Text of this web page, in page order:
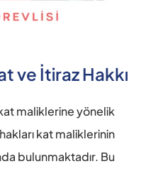
ve İtiraz Hakkı
maliklerine yönelik
kat maliklerinin
bulunmaktadır. Bu